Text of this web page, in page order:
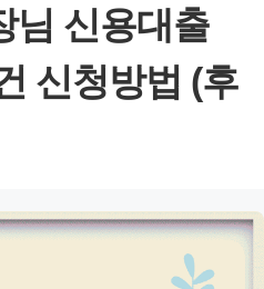
님 신용대출
신청방법 (후